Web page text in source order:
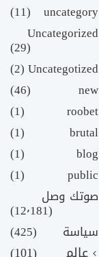
uncategory
(11)
Uncategorized
(29)
Uncategotized
(2)
new
(46)
roobet
(1)
brutal
(1)
blog
(1)
public
(1)
صوتك وصل
(12٬181)
سياسة
(425)